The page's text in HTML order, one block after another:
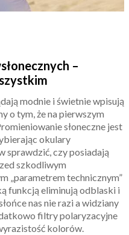
–
modnie i świetnie wpisują
o tym, że na pierwszym
słoneczne jest
okulary
sprawdzić, czy posiadają
szkodliwym
„parametrem technicznym”
funkcją eliminują odblaski i
nas nie razi a widziany
filtry polaryzacyjne
kolorów.